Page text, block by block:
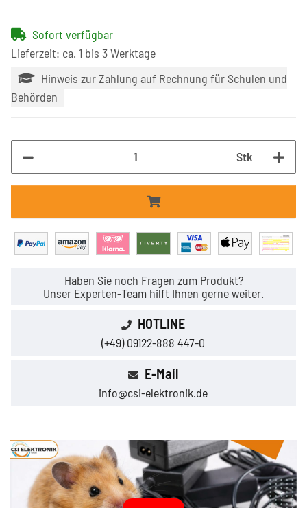
Sofort verfügbar
Lieferzeit: ca. 1 bis 3 Werktage
Hinweis zur Zahlung auf Rechnung für Schulen und
Behörden
Stk
Haben Sie noch Fragen zum Produkt?
Unser Experten-Team hilft Ihnen gerne weiter.
HOTLINE
(+49) 09122-888 447-0
E-Mail
info@csi-elektronik.de